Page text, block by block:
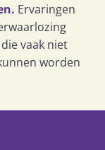
Ervaringen
vaak niet
worden